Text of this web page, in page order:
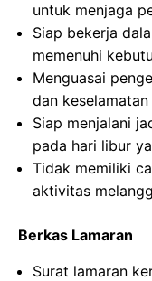
untuk menjaga
Siap bekerja
memenuhi
Menguasai
dan
Siap menjalani
pada hari libur
Tidak memiliki
aktivitas
Berkas Lamaran
Surat lamaran